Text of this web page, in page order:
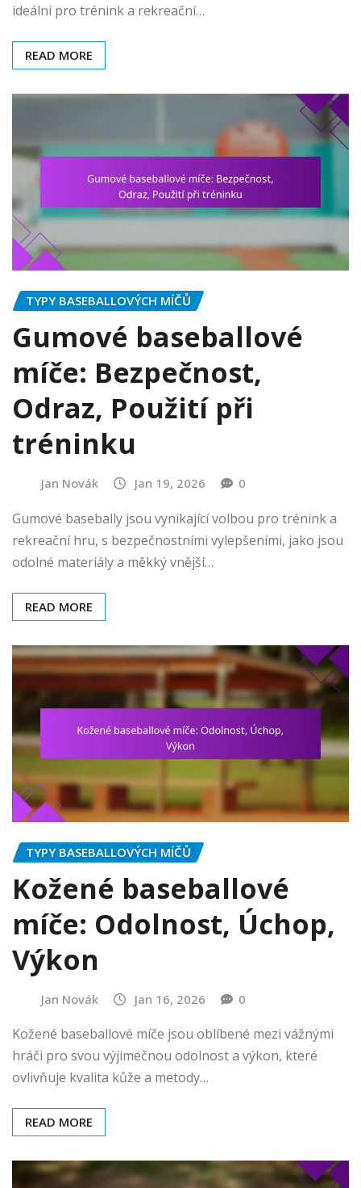
ideální pro trénink a rekreační…
READ MORE
TYPY BASEBALLOVÝCH MÍČŮ
Gumové baseballové
míče: Bezpečnost,
Odraz, Použití při
tréninku
Jan Novák Jan 19, 2026 0
Gumové basebally jsou vynikající volbou pro trénink a
rekreační hru, s bezpečnostními vylepšeními, jako jsou
odolné materiály a měkký vnější…
READ MORE
TYPY BASEBALLOVÝCH MÍČŮ
Kožené baseballové
míče: Odolnost, Úchop,
Výkon
Jan Novák Jan 16, 2026 0
Kožené baseballové míče jsou oblíbené mezi vážnými
hráči pro svou výjimečnou odolnost a výkon, které
ovlivňuje kvalita kůže a metody…
READ MORE